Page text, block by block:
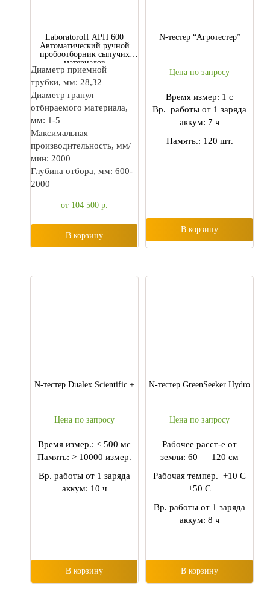
Laboratoroff АРП 600
Автоматический ручной
пробоотборник сыпучих
материалов
Диаметр приемной
трубки, мм: 28,32
Диаметр гранул
отбираемого материала,
мм: 1-5
Максимальная
производительность, мм/
мин: 2000
Глубина отбора, мм: 600-
2000
от 104 500 р.
В корзину
N-тестер “Агротестер”
Цена по запросу
Время измер: 1 с
Вр. работы от 1 заряда
аккум: 7 ч
Память.: 120 шт.
В корзину
N-тестер Dualex Scientific +
Цена по запросу
Время измер.: < 500 мс
Память: > 10000 измер.
Вр. работы от 1 заряда
аккум: 10 ч
В корзину
N-тестер GreenSeeker Hydro
Цена по запросу
Рабочее расст-е от
земли: 60 — 120 см
Рабочая темпер. +10 С
+50 С
Вр. работы от 1 заряда
аккум: 8 ч
В корзину